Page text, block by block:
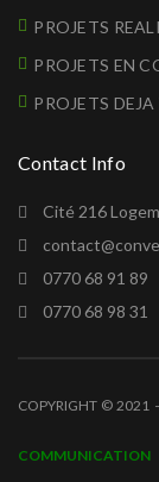
PROJETS
PROJETS EN
PROJETS
Contact Info
Cité 216
0770 68 91 89
0770 68 98 31
COPYRIGHT © 2021
COMMUNICATION